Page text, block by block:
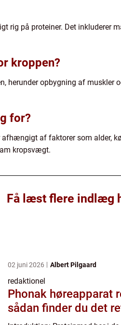
rig på proteiner. Det inkluderer
kroppen?
herunder opbygning af
for?
af faktorer som alder,
kropsvægt.
Få læst flere indlæg
02 juni 2026 Albert Pilgaard
redaktionel
Phonak høreapparat
sådan finder du det